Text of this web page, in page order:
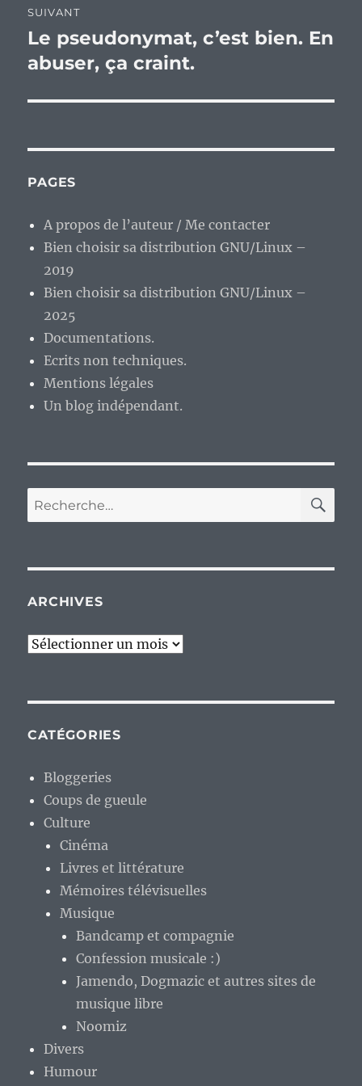
SUIVANT
Publication
suivante :
Le pseudonymat, c’est bien. En
abuser, ça craint.
PAGES
A propos de l’auteur / Me contacter
Bien choisir sa distribution GNU/Linux –
2019
Bien choisir sa distribution GNU/Linux –
2025
Documentations.
Ecrits non techniques.
Mentions légales
Un blog indépendant.
Recherche
pour :
ARCHIVES
Archives
CATÉGORIES
Bloggeries
Coups de gueule
Culture
Cinéma
Livres et littérature
Mémoires télévisuelles
Musique
Bandcamp et compagnie
Confession musicale :)
Jamendo, Dogmazic et autres sites de
musique libre
Noomiz
Divers
Humour